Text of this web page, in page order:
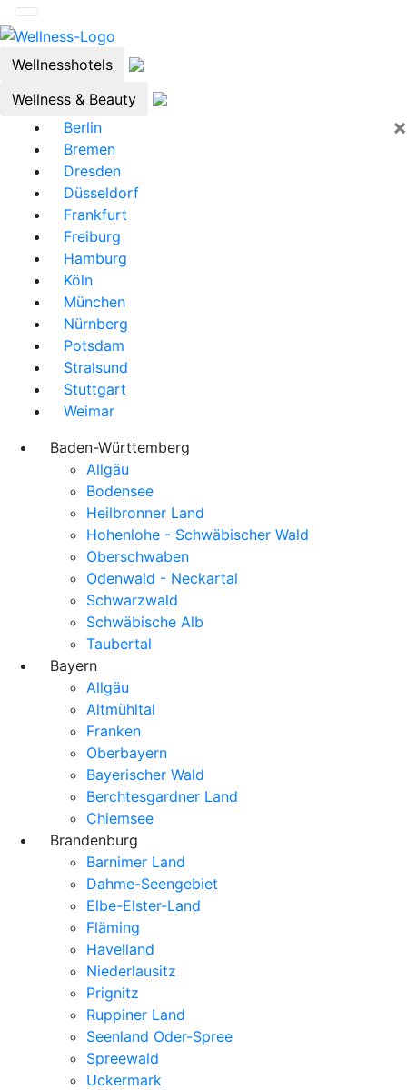
Wellnesshotels
Wellness & Beauty
×
Berlin
Bremen
Dresden
Düsseldorf
Frankfurt
Freiburg
Hamburg
Köln
München
Nürnberg
Potsdam
Stralsund
Stuttgart
Weimar
Baden-Württemberg
Allgäu
Bodensee
Heilbronner Land
Hohenlohe - Schwäbischer Wald
Oberschwaben
Odenwald - Neckartal
Schwarzwald
Schwäbische Alb
Taubertal
Bayern
Allgäu
Altmühltal
Franken
Oberbayern
Bayerischer Wald
Berchtesgardner Land
Chiemsee
Brandenburg
Barnimer Land
Dahme-Seengebiet
Elbe-Elster-Land
Fläming
Havelland
Niederlausitz
Prignitz
Ruppiner Land
Seenland Oder-Spree
Spreewald
Uckermark